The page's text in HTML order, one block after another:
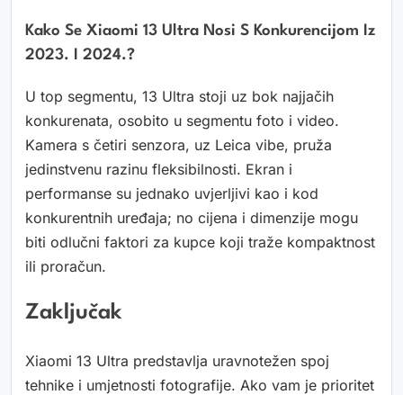
Kako Se Xiaomi 13 Ultra Nosi S Konkurencijom Iz
2023. I 2024.?
U top segmentu, 13 Ultra stoji uz bok najjačih
konkurenata, osobito u segmentu foto i video.
Kamera s četiri senzora, uz Leica vibe, pruža
jedinstvenu razinu fleksibilnosti. Ekran i
performanse su jednako uvjerljivi kao i kod
konkurentnih uređaja; no cijena i dimenzije mogu
biti odlučni faktori za kupce koji traže kompaktnost
ili proračun.
Zaključak
Xiaomi 13 Ultra predstavlja uravnotežen spoj
tehnike i umjetnosti fotografije. Ako vam je prioritet